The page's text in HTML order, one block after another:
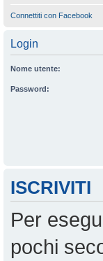
Connettiti con Facebook
Login
Nome utente:
Password:
ISCRIVITI
Per
pochi